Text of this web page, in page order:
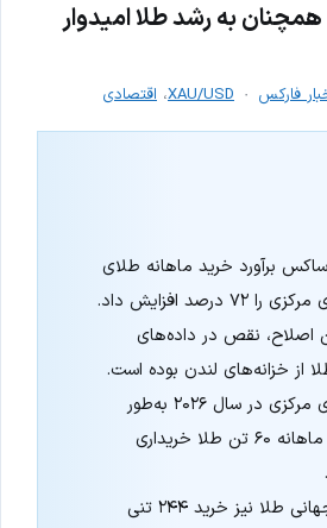
به رشد طلا امیدوار
فارکس XAU/USD، اقتصادی
برآورد خرید ماهانه طلای
۷۲ درصد افزایش داد.
اصلاح، نقص در داده‌های
از خزانه‌های لندن بوده است.
بانک‌های مرکزی در سال ۲۰۲۶ به‌طور
متوسط ماهانه ۶۰ تن طلا خریداری
شورای جهانی طلا نیز خرید ۲۴۴ تنی